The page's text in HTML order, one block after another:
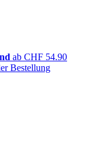
ab CHF 54.90
Bestellung